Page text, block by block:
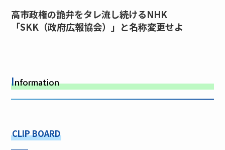
高市政権の詭弁をタレ流し続けるNHK
「SKK（政府広報協会）」と名称変更せよ
Information
CLIP BOARD